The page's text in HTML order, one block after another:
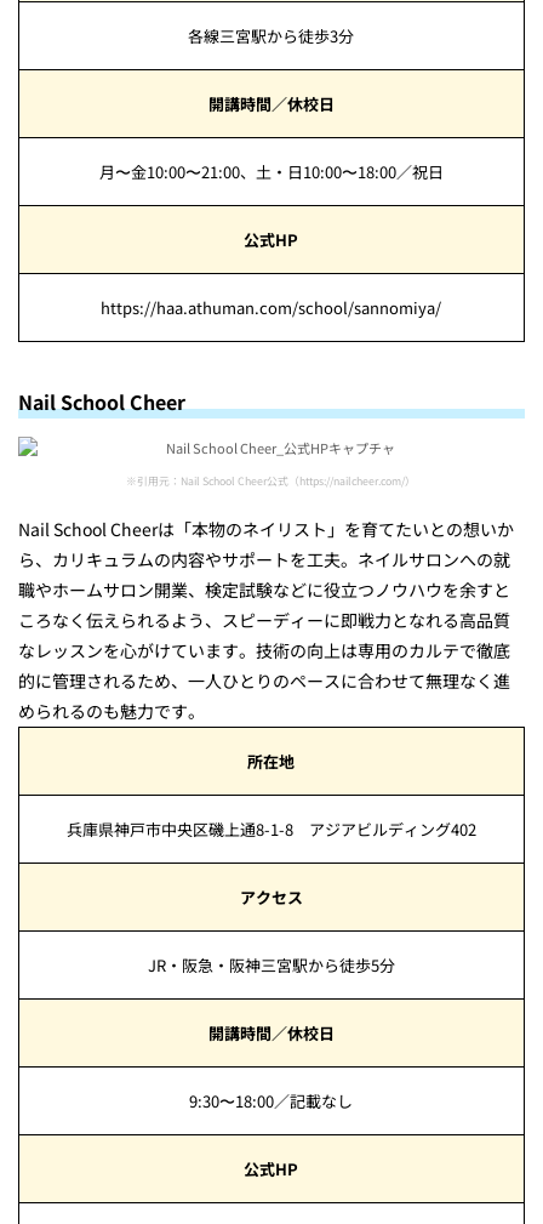
各線三宮駅から徒歩3分
開講時間／休校日
月〜金10:00〜21:00、土・日10:00〜18:00／祝日
公式HP
https://haa.athuman.com/school/sannomiya/
Nail School Cheer
※引用元：Nail School Cheer公式（https://nailcheer.com/）
Nail School Cheerは「本物のネイリスト」を育てたいとの想いか
ら、カリキュラムの内容やサポートを工夫。ネイルサロンへの就
職やホームサロン開業、検定試験などに役立つノウハウを余すと
ころなく伝えられるよう、スピーディーに即戦力となれる高品質
なレッスンを心がけています。技術の向上は専用のカルテで徹底
的に管理されるため、一人ひとりのペースに合わせて無理なく進
められるのも魅力です。
所在地
兵庫県神戸市中央区磯上通8-1-8 アジアビルディング402
アクセス
JR・阪急・阪神三宮駅から徒歩5分
開講時間／休校日
9:30〜18:00／記載なし
公式HP